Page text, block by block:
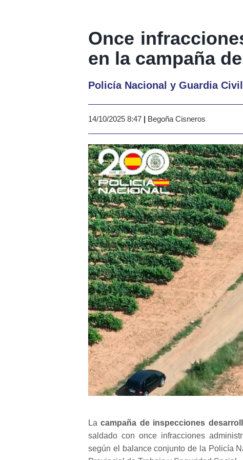
Once
en la campaña
Policía Nacional y Guardia
14/10/2025 8:47 | Begoña Cisneros
Lacampaña de inspecciones
saldado con once infracciones
según el balance conjunto de la Policía